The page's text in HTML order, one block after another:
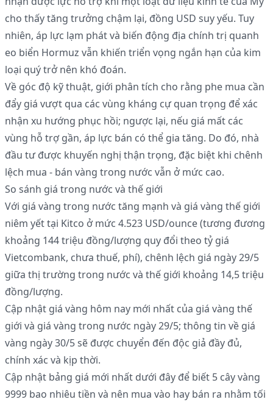
cho thấy tăng trưởng chậm lại, đồng USD suy yếu. Tuy
nhiên, áp lực lạm phát và biến động địa chính trị quanh
eo biển Hormuz vẫn khiến triển vọng ngắn hạn của kim
loại quý trở nên khó đoán.
Về góc độ kỹ thuật, giới phân tích cho rằng phe mua cần
đẩy giá vượt qua các vùng kháng cự quan trọng để xác
nhận xu hướng phục hồi; ngược lại, nếu giá mất các
vùng hỗ trợ gần, áp lực bán có thể gia tăng. Do đó, nhà
đầu tư được khuyến nghị thận trọng, đặc biệt khi chênh
lệch mua - bán vàng trong nước vẫn ở mức cao.
So sánh giá trong nước và thế giới
Với giá vàng trong nước tăng mạnh và giá vàng thế giới
niêm yết tại Kitco ở mức 4.523 USD/ounce (tương đương
khoảng 144 triệu đồng/lượng quy đổi theo tỷ giá
Vietcombank, chưa thuế, phí), chênh lệch giá ngày 29/5
giữa thị trường trong nước và thế giới khoảng 14,5 triệu
đồng/lượng.
Cập nhật giá vàng hôm nay mới nhất của giá vàng thế
giới và giá vàng trong nước ngày 29/5; thông tin về giá
vàng ngày 30/5 sẽ được chuyển đến độc giả đầy đủ,
chính xác và kịp thời.
Cập nhật bảng giá mới nhất dưới đây để biết 5 cây vàng
9999 bao nhiêu tiền và nên mua vào hay bán ra nhằm tối